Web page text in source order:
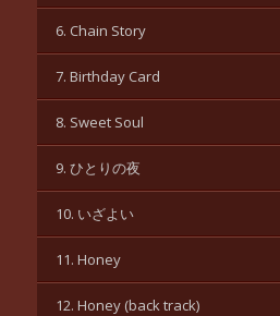
6. Chain Story
7. Birthday Card
8. Sweet Soul
9. ひとりの夜
10. いざよい
11. Honey
12. Honey (back track)